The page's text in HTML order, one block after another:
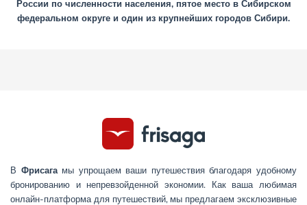
России по численности населения, пятое место в Сибирском
федеральном округе и один из крупнейших городов Сибири.
В Фрисагамы упрощаем ваши путешествия благодаря удобному
бронированию и непревзойденной экономии. Как ваша любимая
онлайн-платформа для путешествий, мы предлагаем эксклюзивные